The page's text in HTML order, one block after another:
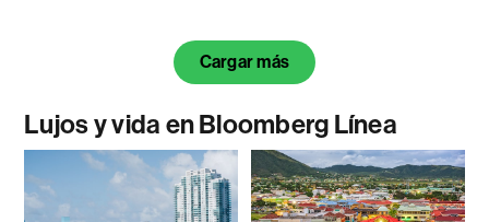
Cargar más
Lujos y vida en Bloomberg Línea